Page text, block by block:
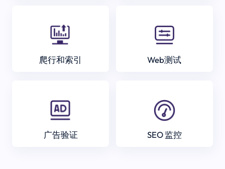
爬行和索引 Web测试
广告验证 SEO 监控